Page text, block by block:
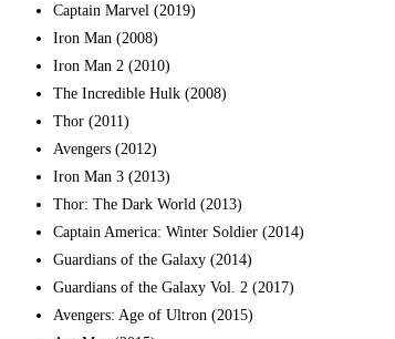
Captain Marvel (2019)
Iron Man (2008)
Iron Man 2 (2010)
The Incredible Hulk (2008)
Thor (2011)
Avengers (2012)
Iron Man 3 (2013)
Thor: The Dark World (2013)
Captain America: Winter Soldier (2014)
Guardians of the Galaxy (2014)
Guardians of the Galaxy Vol. 2 (2017)
Avengers: Age of Ultron (2015)